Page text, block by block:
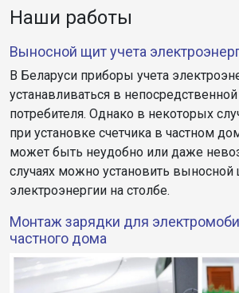
Наши работы
Выносной щит учета
В Беларуси приборы учета
устанавливаться в
потребителя. Однако в некоторых
при установке счетчика в частном
может быть неудобно или даже
случаях можно установить выносной
электроэнергии на столбе.
Монтаж зарядки для
частного дома